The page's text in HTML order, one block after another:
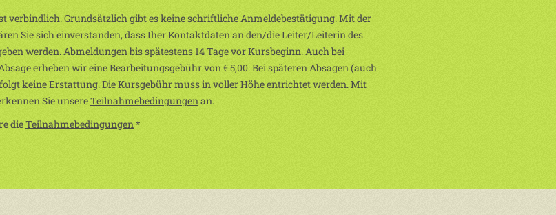
verbindlich. Grundsätzlich gibt es keine schriftliche Anmeldebestätigung. Mit der
Sie sich einverstanden, dass Iher Kontaktdaten an den/die Leiter/Leiterin des
werden. Abmeldungen bis spätestens 14 Tage vor Kursbeginn. Auch bei
erheben wir eine Bearbeitungsgebühr von € 5,00. Bei späteren Absagen (auch
keine Erstattung. Die Kursgebühr muss in voller Höhe entrichtet werden. Mit
Sie unsereTeilnahmebedingungenan.
dieTeilnahmebedingungen*